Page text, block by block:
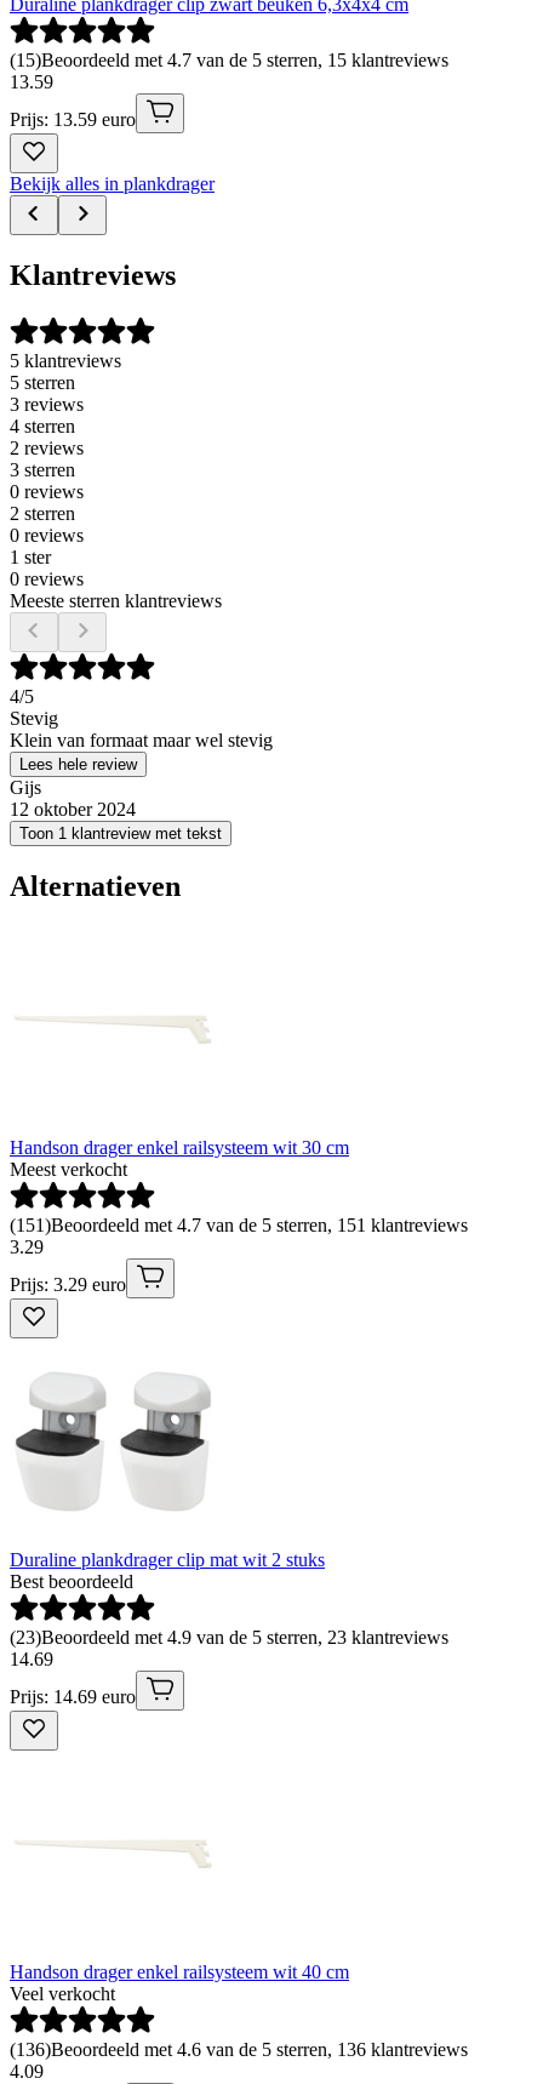
(15)Beoordeeld met 4.7 van de 5 sterren, 15 klantreviews
13.59
Prijs: 13.59 euro
Bekijk alles in plankdrager
Klantreviews
5 klantreviews
5 sterren
3 reviews
4 sterren
2 reviews
3 sterren
0 reviews
2 sterren
0 reviews
1 ster
0 reviews
Meeste sterren klantreviews
4/5
Stevig
Klein van formaat maar wel stevig
Lees hele review
Gijs
12 oktober 2024
Toon 1 klantreview met tekst
Alternatieven
Handson drager enkel railsysteem wit 30 cm
Meest verkocht
(151)Beoordeeld met 4.7 van de 5 sterren, 151 klantreviews
3.29
Prijs: 3.29 euro
Duraline plankdrager clip mat wit 2 stuks
Best beoordeeld
(23)Beoordeeld met 4.9 van de 5 sterren, 23 klantreviews
14.69
Prijs: 14.69 euro
Handson drager enkel railsysteem wit 40 cm
Veel verkocht
(136)Beoordeeld met 4.6 van de 5 sterren, 136 klantreviews
4.09